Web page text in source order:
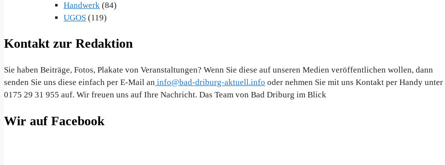
Handwerk (84)
UGOS (119)
Kontakt zur Redaktion
Sie haben Beiträge, Fotos, Plakate von Veranstaltungen? Wenn Sie diese auf unseren Medien veröffentlichen wollen, dann
senden Sie uns diese einfach per E-Mail an info@bad-driburg-aktuell.info oder nehmen Sie mit uns Kontakt per Handy unter
0175 29 31 955 auf. Wir freuen uns auf Ihre Nachricht. Das Team von Bad Driburg im Blick
Wir auf Facebook